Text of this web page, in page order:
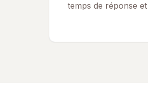
temps de réponse